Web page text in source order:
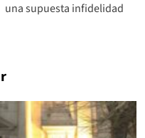
una supuesta infidelidad